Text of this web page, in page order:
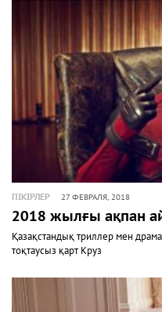
ПІКІРЛЕР 27 ФЕВРАЛЯ, 2018
2018 жылғы ақпан
Қазақстандық триллер мен
тоқтаусыз қарт Круз